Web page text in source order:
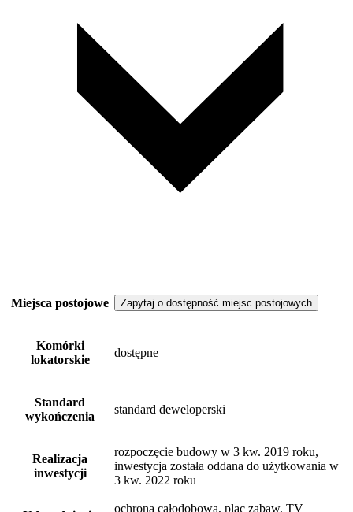
Miejsca postojowe Zapytaj o dostępność miejsc postojowych
Komórki
lokatorskie
dostępne
Standard
wykończenia
standard deweloperski
Realizacja
inwestycji
rozpoczęcie budowy w 3 kw. 2019 roku,
inwestycja została oddana do użytkowania w
3 kw. 2022 roku
ochrona całodobowa, plac zabaw, TV